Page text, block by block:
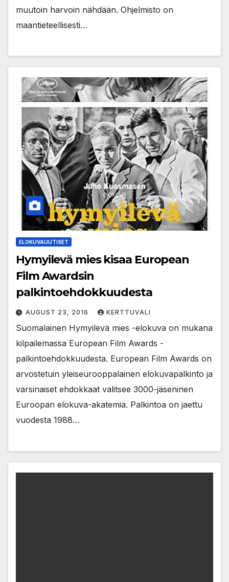
muutoin harvoin nähdään. Ohjelmisto on
maantieteellisesti…
ELOKUVAUUTISET
Hymyilevä mies kisaa European
Film Awardsin
palkintoehdokkuudesta
AUGUST 23, 2016 KERTTUVALI
Suomalainen Hymyilevä mies -elokuva on mukana
kilpailemassa European Film Awards -
palkintoehdokkuudesta. European Film Awards on
arvostetuin yleiseurooppalainen elokuvapalkinto ja
varsinaiset ehdokkaat valitsee 3000-jäseninen
Euroopan elokuva-akatemia. Palkintoa on jaettu
vuodesta 1988…